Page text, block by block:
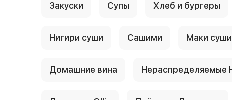
Закуски Супы Хлеб и бургеры
Нигири суши Сашими Маки суши
Домашние вина Нераспределяемые